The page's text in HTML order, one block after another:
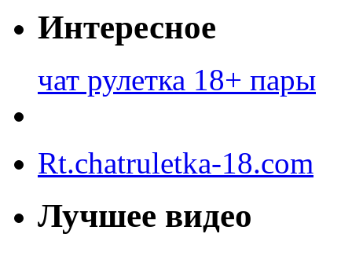
Интересное
чат рулетка 18+ пары
Rt.chatruletka-18.com
Лучшее видео